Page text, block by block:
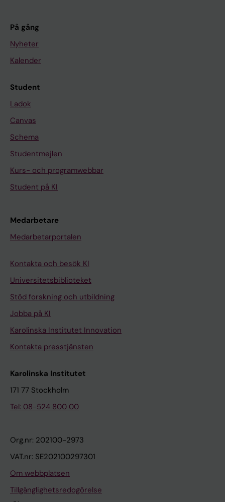
På gång
Nyheter
Kalender
Student
Ladok
Canvas
Schema
Studentmejlen
Kurs- och programwebbar
Student på KI
Medarbetare
Medarbetarportalen
Kontakta och besök KI
Universitetsbiblioteket
Stöd forskning och utbildning
Jobba på KI
Karolinska Institutet Innovation
Kontakta presstjänsten
Karolinska Institutet
171 77 Stockholm
Tel: 08-524 800 00
Org.nr: 202100-2973
VAT.nr: SE202100297301
Om webbplatsen
Tillgänglighetsredogörelse